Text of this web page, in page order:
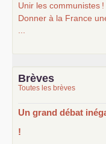
Unir les communistes !
Donner à la France
...
Brèves
Toutes les brèves
Un grand débat
!